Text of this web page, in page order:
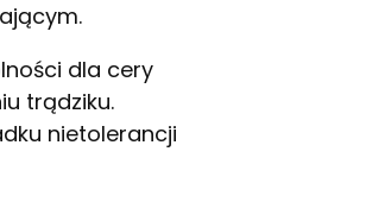
dla cery
trądziku.
nietolerancji